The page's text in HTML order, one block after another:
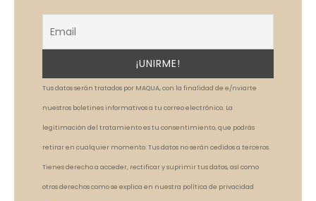
Tus datos serán tratados por MAQUA, con la finalidad de e/nviarte
nuestros boletines informativos a tu correo electrónico. La
legitimación del tratamiento es tu consentimiento, que podrás
retirar en cualquier momento. Tus datos no serán cedidos a terceros.
Tienes derecho a acceder, rectificar y suprimir tus datos, así como
otros derechos como se explica en nuestra política de privacidad